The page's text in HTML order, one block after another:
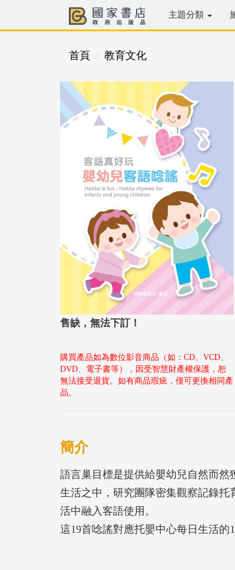
主題分類
首頁 教育文化
售缺，無法下訂！
購買產品如為數位影音商品（如：CD、VCD、
DVD、電子書等），因受智慧財產權保護，恕
無法接受退貨。如有商品瑕疵，僅可更換相同產
品。
簡介
語言巢目標是提供給嬰幼兒自然而
生活之中，研究團隊密集觀察記錄托
活中融入客語使用。
這19首唸謠對應托嬰中心每日生活
行唸唱、也可以帶著嬰幼兒一起唸